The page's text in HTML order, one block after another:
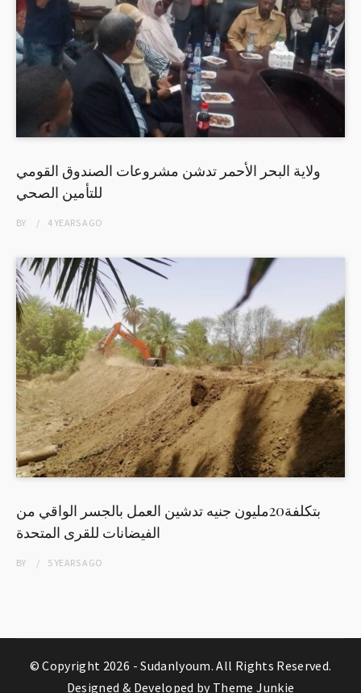
ولاية البحر الأحمر تدشن مشروعات الصندوق القومي
للتأمين الصحي
BY 4 YEARSAGO
بتكلفة20مليون جنيه تدشين العمل بالجسر الواقي من
الفيضانات للقرى المتحدة
BY 5 YEARSAGO
© Copyright 2026 -Sudanlyoum. All Rights Reserved.
Designed & Developed by Theme Junkie